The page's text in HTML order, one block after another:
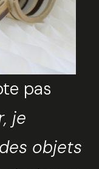
pas
je
objets